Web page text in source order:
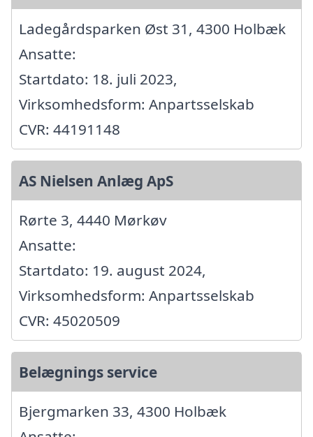
Ladegårdsparken Øst 31, 4300 Holbæk
Ansatte:
Startdato: 18. juli 2023,
Virksomhedsform: Anpartsselskab
CVR: 44191148
AS Nielsen Anlæg ApS
Rørte 3, 4440 Mørkøv
Ansatte:
Startdato: 19. august 2024,
Virksomhedsform: Anpartsselskab
CVR: 45020509
Belægnings service
Bjergmarken 33, 4300 Holbæk